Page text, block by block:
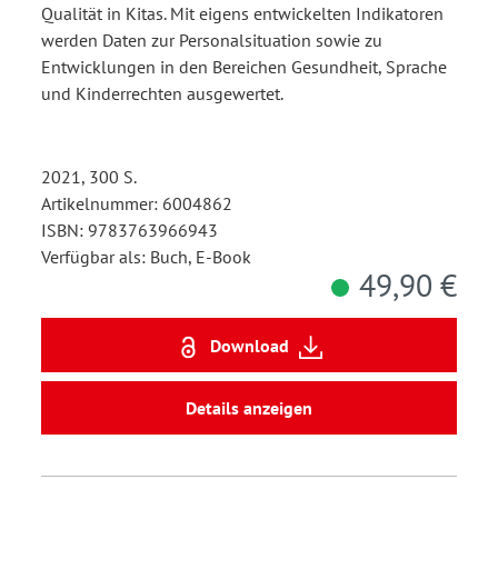
Qualität in Kitas. Mit eigens entwickelten Indikatoren
werden Daten zur Personalsituation sowie zu
Entwicklungen in den Bereichen Gesundheit, Sprache
und Kinderrechten ausgewertet.
2021, 300 S.
Artikelnummer: 6004862
ISBN: 9783763966943
Verfügbar als: Buch, E-Book
49,90 €
Download
Details anzeigen